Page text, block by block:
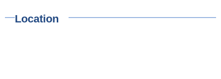
Location